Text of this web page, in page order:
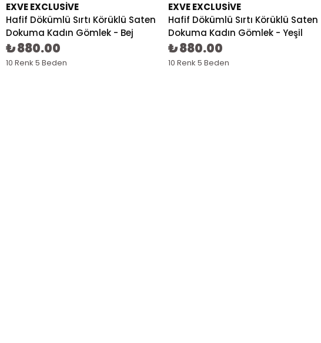
EXVE EXCLUSIVE
Hafif Dökümlü Sırtı Körüklü Saten
Dokuma Kadın Gömlek - Bej
₺ 880.00
10 Renk 5 Beden
EXVE EXCLUSIVE
Hafif Dökümlü Sırtı Körüklü Saten
Dokuma Kadın Gömlek - Yeşil
₺ 880.00
10 Renk 5 Beden